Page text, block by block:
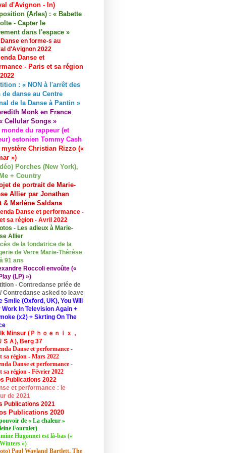
d'Avignon - In)
(Arles) : « Babette
- Capter le
dans l'espace »
en forme-s au
d'Avignon 2022
Danse et
- Paris et sa région
: « NON à l'arrêt des
de danse au Centre
de la Danse à Pantin »
Monk en France
Cellular Songs »
monde du rappeur (et
estonien Tommy Cash
mystère Christian Rizzo («
»)
Porches (New York),
+ Country
de portrait de Marie-
Allier par Jonathan
& Marlène Saldana
Danse et performance -
sa région - Avril 2022
- Les adieux à Marie-
Allier
de la fondatrice de la
de Verre Marie-Thérèse
91 ans
Roccoli envoûte («
(LP) »)
- Contredanse priée de
Contredanse asked to leave
Smile (Oxford, UK), You Will
Work In Television Again +
(x2) + Skrting On The
Minsur (Ｐｈｏｅｎｉｘ，
ＳＡ), Berg 37
Danse et performance -
sa région - Mars 2022
Danse et performance -
sa région - Février 2022
Publications 2022
et performance : le
de 2021
Publications 2021
Publications 2020
de « La chaleur »
Fournier)
Hugonnet est là-bas («
»)
Paul Wayland Bartlett, The